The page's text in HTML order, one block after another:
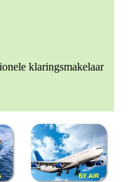
klaringsmakelaar